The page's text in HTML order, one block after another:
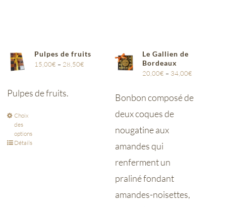
Pulpes de fruits
15,00€ – 28,50€
Pulpes de fruits.
Choix
des
options
Détails
Le Gallien de
Bordeaux
20,00€ – 34,00€
Bonbon composé de
deux coques de
nougatine aux
amandes qui
renferment un
praliné fondant
amandes-noisettes,